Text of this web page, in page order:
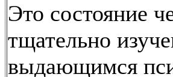
Это состояние
тщательно
выдающимся